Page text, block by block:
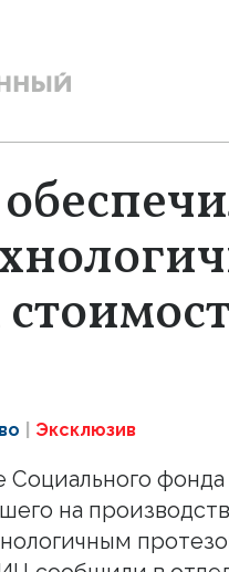
Эксклюзив
Социального
на